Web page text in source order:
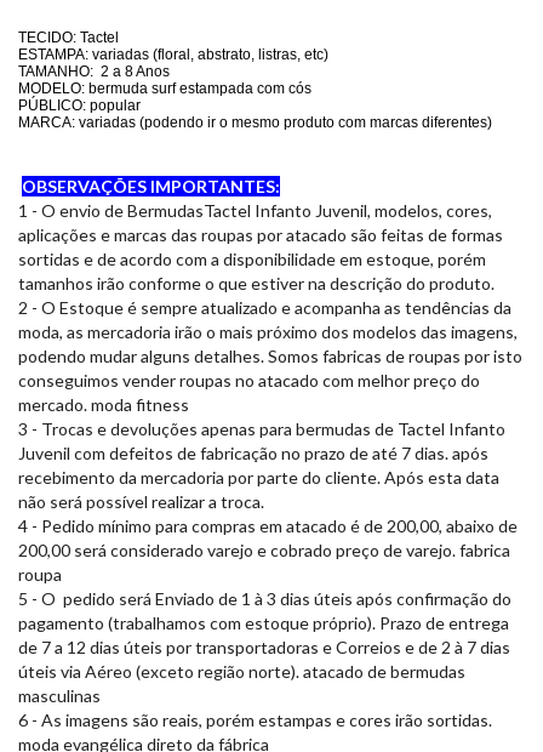
TECIDO: Tactel
ESTAMPA: variadas (floral, abstrato, listras, etc)
TAMANHO: 2 a 8 Anos
MODELO: bermuda surf estampada com cós
PÚBLICO: popular
MARCA: variadas (podendo ir o mesmo produto com marcas diferentes)
OBSERVAÇÕES IMPORTANTES:
1 - O envio de BermudasTactel Infanto Juvenil, modelos, cores,
aplicações e marcas das roupas por atacado são feitas de formas
sortidas e de acordo com a disponibilidade em estoque, porém
tamanhos irão conforme o que estiver na descrição do produto.
2 - O Estoque é sempre atualizado e acompanha as tendências da
moda, as mercadoria irão o mais próximo dos modelos das imagens,
podendo mudar alguns detalhes. Somos fabricas de roupas por isto
conseguimos vender roupas no atacado com melhor preço do
mercado. moda fitness
3 - Trocas e devoluções apenas para bermudas de Tactel Infanto
Juvenil com defeitos de fabricação no prazo de até 7 dias. após
recebimento da mercadoria por parte do cliente. Após esta data
não será possível realizar a troca.
4 - Pedido mínimo para compras em atacado é de 200,00, abaixo de
200,00 será considerado varejo e cobrado preço de varejo. fabrica
roupa
5 - O pedido será Enviado de 1 à 3 dias úteis após confirmação do
pagamento (trabalhamos com estoque próprio). Prazo de entrega
de 7 a 12 dias úteis por transportadoras e Correios e de 2 à 7 dias
úteis via Aéreo (exceto região norte). atacado de bermudas
masculinas
6 - As imagens são reais, porém estampas e cores irão sortidas.
moda evangélica direto da fábrica